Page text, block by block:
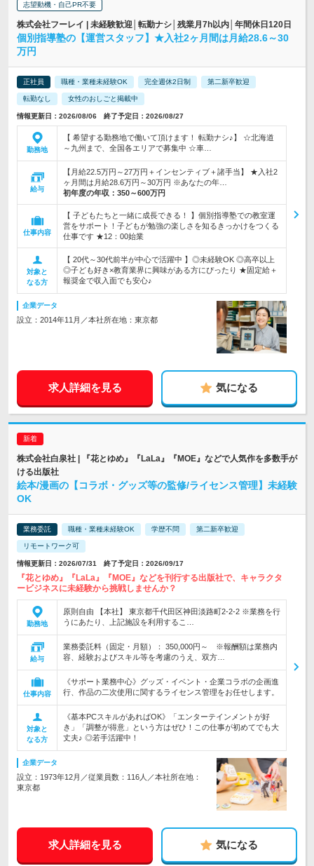
志望動機・自己PR不要
株式会社フーレイ | 未経験歓迎│転勤ナシ│残業月7h以内│年間休日120日
個別指導塾の【運営スタッフ】★入社2ヶ月間は月給28.6～30
万円
正社員 職種・業種未経験OK 完全週休2日制 第二新卒歓迎
転勤なし 女性のおしごと掲載中
情報更新日：2026/08/06 終了予定日：2026/08/27
勤務地
【 希望する勤務地で働いて頂けます！ 転勤ナシ♪】 ☆北海道
～九州まで、全国各エリアで募集中 ☆車…
給与
【月給22.5万円～27万円＋インセンティブ＋諸手当】 ★入社2
ヶ月間は月給28.6万円～30万円 ※あなたの年…
初年度の年収： 350～600万円
仕事内容
【 子どもたちと一緒に成長できる！ 】個別指導塾での教室運
営をサポート！子どもが勉強の楽しさを知るきっかけをつくる
仕事です ★12：00始業
対象と
なる方
【 20代～30代前半が中心で活躍中 】◎未経験OK ◎高卒以上
◎子ども好き×教育業界に興味がある方にぴったり ★固定給＋
報奨金で収入面でも安心♪
企業データ
設立：2014年11月／本社所在地：東京都
求人詳細を見る 気になる
株式会社白泉社 | 『花とゆめ』『LaLa』『MOE』などで人気作を多数手が
ける出版社
絵本/漫画の【コラボ・グッズ等の監修/ライセンス管理】未経験
OK
業務委託 職種・業種未経験OK 学歴不問 第二新卒歓迎
リモートワーク可
情報更新日：2026/07/31 終了予定日：2026/09/17
『花とゆめ』『LaLa』『MOE』などを刊行する出版社で、キャラクタ
ービジネスに未経験から挑戦しませんか？
勤務地
原則自由 【本社】 東京都千代田区神田淡路町2-2-2 ※業務を行
うにあたり、上記施設を利用するこ…
給与
業務委託料（固定・月額）： 350,000円～ ※報酬額は業務内
容、経験およびスキル等を考慮のうえ、双方…
仕事内容
《サポート業務中心》グッズ・イベント・企業コラボの企画進
行、作品の二次使用に関するライセンス管理をお任せします。
対象と
なる方
《基本PCスキルがあればOK》「エンターテインメントが好
き」「調整が得意」という方はぜひ！この仕事が初めてでも大
丈夫♪ ◎若手活躍中！
企業データ
設立：1973年12月／従業員数：116人／本社所在地：
東京都
求人詳細を見る 気になる